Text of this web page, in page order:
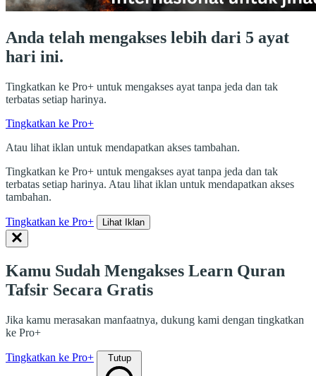
Anda telah mengakses lebih dari 5 ayat
hari ini.
Tingkatkan ke Pro+ untuk mengakses ayat tanpa jeda dan tak
terbatas setiap harinya.
Tingkatkan ke Pro+
Atau lihat iklan untuk mendapatkan akses tambahan.
Tingkatkan ke Pro+ untuk mengakses ayat tanpa jeda dan tak
terbatas setiap harinya. Atau lihat iklan untuk mendapatkan akses
tambahan.
Tingkatkan ke Pro+ Lihat Iklan
Kamu Sudah Mengakses Learn Quran
Tafsir Secara Gratis
Jika kamu merasakan manfaatnya, dukung kami dengan tingkatkan
ke Pro+
Tingkatkan ke Pro+ Tutup